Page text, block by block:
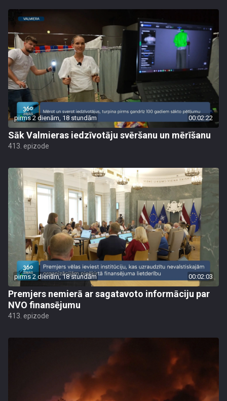
pirms 2 dienām, 18 stundām 00:02:22
Sāk Valmieras iedzīvotāju svēršanu un mērīšanu
413. epizode
pirms 2 dienām, 18 stundām 00:02:03
Premjers nemierā ar sagatavoto informāciju par
NVO finansējumu
413. epizode